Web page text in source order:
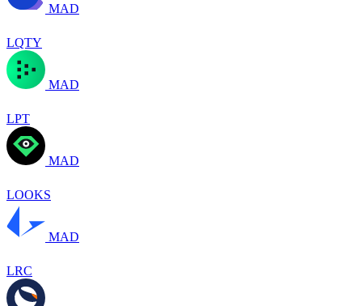
MAD
LQTY
MAD
LPT
MAD
LOOKS
MAD
LRC